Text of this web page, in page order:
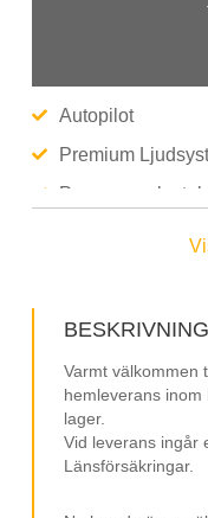
Autopilot
Premium
Panoramaglastak
Läderklädsel
19” Fälgar
Navigation/GPS
BESKRIVNING
Varmt välkommen
hemleverans
lager.
Vid leverans ingår
Länsförsäkringar.